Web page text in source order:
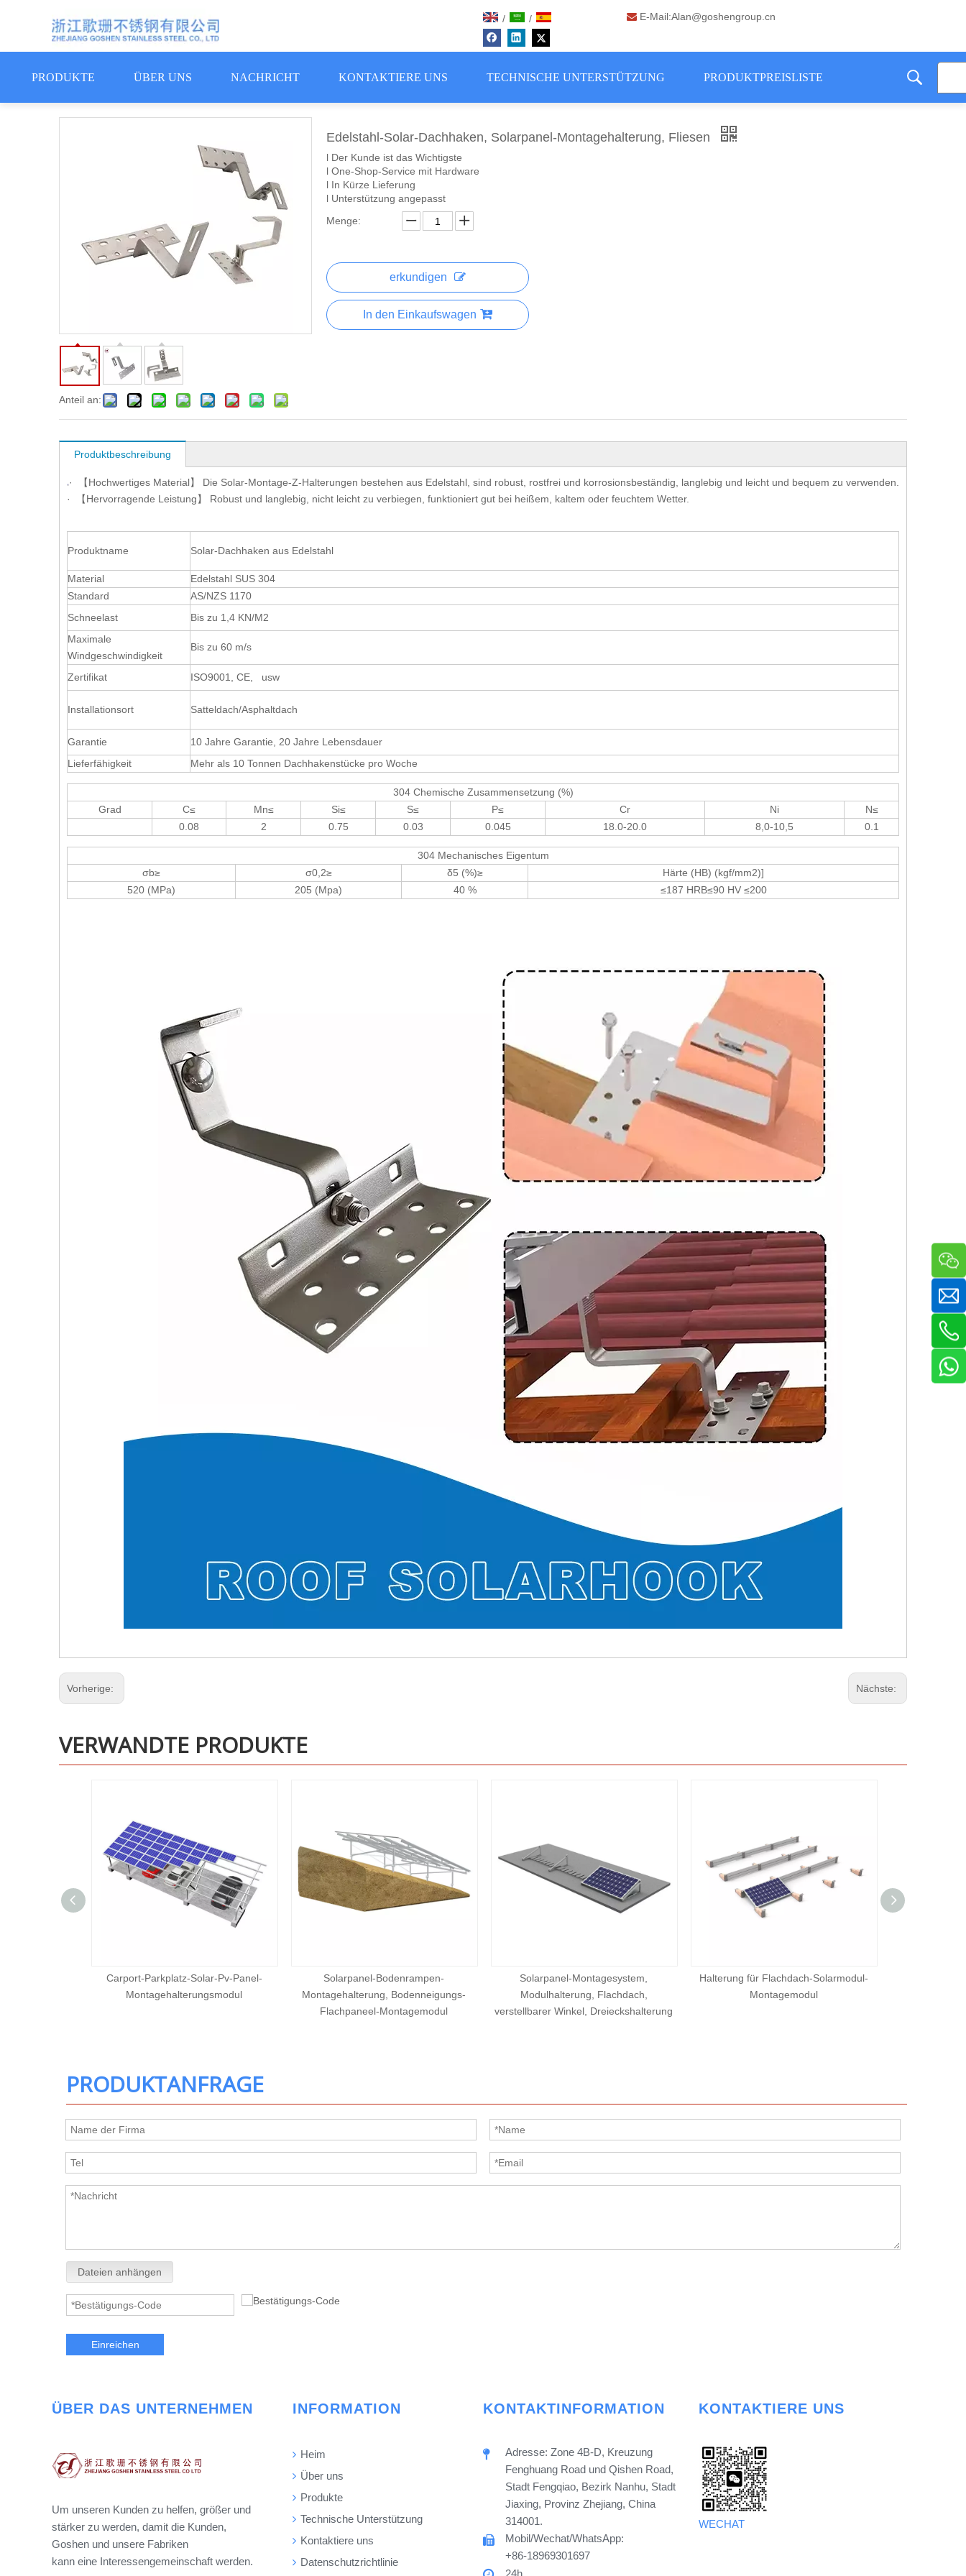
/ /  E-Mail:Alan@goshengroup.cn
PRODUKTE ÜBER UNS NACHRICHT KONTAKTIERE UNS TECHNISCHE UNTERSTÜTZUNG PRODUKTPREISLISTE
Anteil an:
Edelstahl-Solar-Dachhaken, Solarpanel-Montagehalterung, Fliesen
l Der Kunde ist das Wichtigste
l One-Shop-Service mit Hardware
l In Kürze Lieferung
l Unterstützung angepasst
Menge:
erkundigen
In den Einkaufswagen
Produktbeschreibung
· 【Hochwertiges Material】 Die Solar-Montage-Z-Halterungen bestehen aus Edelstahl, sind robust, rostfrei und korrosionsbeständig, langlebig und leicht und bequem zu verwenden.
· 【Hervorragende Leistung】 Robust und langlebig, nicht leicht zu verbiegen, funktioniert gut bei heißem, kaltem oder feuchtem Wetter.
Produktname Solar-Dachhaken aus Edelstahl
Material
Edelstahl SUS 304
Standard
AS/NZS 1170
Schneelast
Bis zu 1,4 KN/M2
Maximale
Windgeschwindigkeit
Bis zu 60 m/s
Zertifikat ISO9001, CE, usw
Installationsort Satteldach/Asphaltdach
Garantie
10 Jahre Garantie, 20 Jahre Lebensdauer
Lieferfähigkeit
Mehr als 10 Tonnen Dachhakenstücke pro Woche
304 Chemische Zusammensetzung (%)
Grad
C≤ Mn≤ Si≤ S≤ P≤ Cr Ni
N≤
0.08
2 0.75 0.03 0.045 18.0-20.0 8,0-10,5 0.1
304 Mechanisches Eigentum
σb≥
σ0,2≥ δ5 (%)≥
Härte (HB) (kgf/mm2)]
520 (MPa)
205 (Mpa) 40 % ≤187 HRB≤90 HV ≤200
Vorherige: Nächste:
VERWANDTE PRODUKTE
Carport-Parkplatz-Solar-Pv-Panel-
Montagehalterungsmodul
Solarpanel-Bodenrampen-
Montagehalterung, Bodenneigungs-
Flachpaneel-Montagemodul
Solarpanel-Montagesystem,
Modulhalterung, Flachdach,
verstellbarer Winkel, Dreieckshalterung
Halterung für Flachdach-Solarmodul-
Montagemodul
PRODUKTANFRAGE
Dateien anhängen
Einreichen
ÜBER DAS UNTERNEHMEN
Um unseren Kunden zu helfen, größer und
stärker zu werden, damit die Kunden,
Goshen und unsere Fabriken
kann eine Interessengemeinschaft werden.
INFORMATION
Heim
Über uns
Produkte
Technische Unterstützung
Kontaktiere uns
Datenschutzrichtlinie
KONTAKTINFORMATION
Adresse: Zone 4B-D, Kreuzung
Fenghuang Road und Qishen Road,
Stadt Fengqiao, Bezirk Nanhu, Stadt
Jiaxing, Provinz Zhejiang, China
314001.
Mobil/Wechat/WhatsApp:
+86-18969301697
24h
KONTAKTIERE UNS
WECHAT